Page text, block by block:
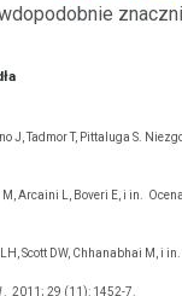
J, Tadmor T, Pittaluga S.
Arcaini L, Boveri E, i in.
Scott DW, Chhanabhai M, i in.
. 2011; 29 (11): 1452-7.